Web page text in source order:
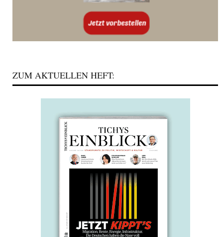
ZUM AKTUELLEN HEFT: